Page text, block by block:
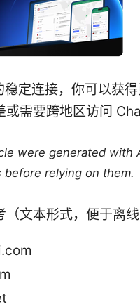
定连接，你可以获
需要跨地区访问
were generated with
relying on them.
文本形式，便于离线